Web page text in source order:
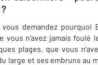
demandez pourquoi
vous n’avez jamais foulé
plages, que vous
large et ses embruns au